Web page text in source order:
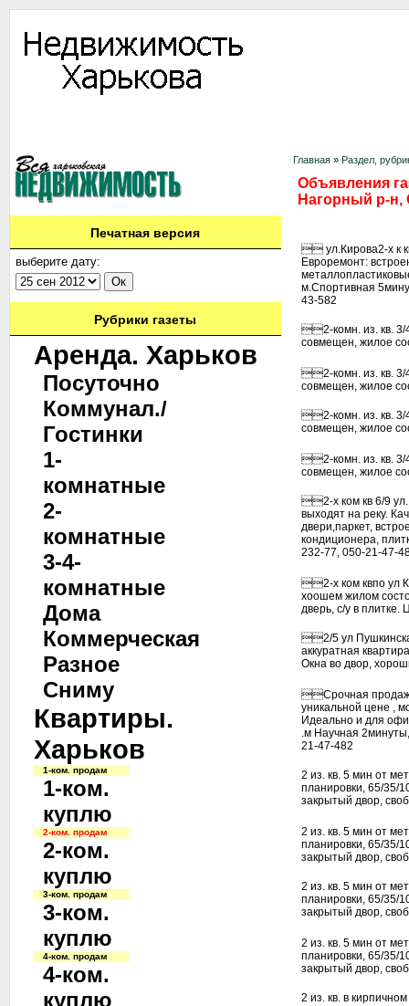
Печатная версия
выберите дату:
Рубрики газеты
Аренда. Харьков
Посуточно
Коммунал./
Гостинки
1-
комнатные
2-
комнатные
3-4-
комнатные
Дома
Коммерческая
Разное
Сниму
Квартиры.
Харьков
1-ком. продам
1-ком.
куплю
2-ком. продам
2-ком.
куплю
3-ком. продам
3-ком.
куплю
4-ком. продам
4-ком.
куплю
Главная » Раздел,
Объявления
Нагорный р-н,
 ул.Кирова2-х к
Евроремонт:
м.Спортивная
43-582
2-комн. из. кв. 3/
совмещен, жилое
2-комн. из. кв. 3/
совмещен, жилое
2-комн. из. кв. 3/
совмещен, жилое
2-комн. из. кв. 3/
совмещен, жилое
2-х ком кв 6/9
выходят на реку.
двери,паркет,
кондиционера,
232-77, 050-21-47-
2-х ком квпо ул
хоошем жилом
дверь, с/у в
2/5 ул
аккуратная
Окна во двор,
Срочная
уникальной цене ,
Идеально и для
.м Научная
21-47-482
2 из. кв. 5 мин от
планировки, 65/35/
закрытый двор,
2 из. кв. 5 мин от
планировки, 65/35/
закрытый двор,
2 из. кв. 5 мин от
планировки, 65/35/
закрытый двор,
2 из. кв. 5 мин от
планировки, 65/35/
закрытый двор,
2 из. кв. в